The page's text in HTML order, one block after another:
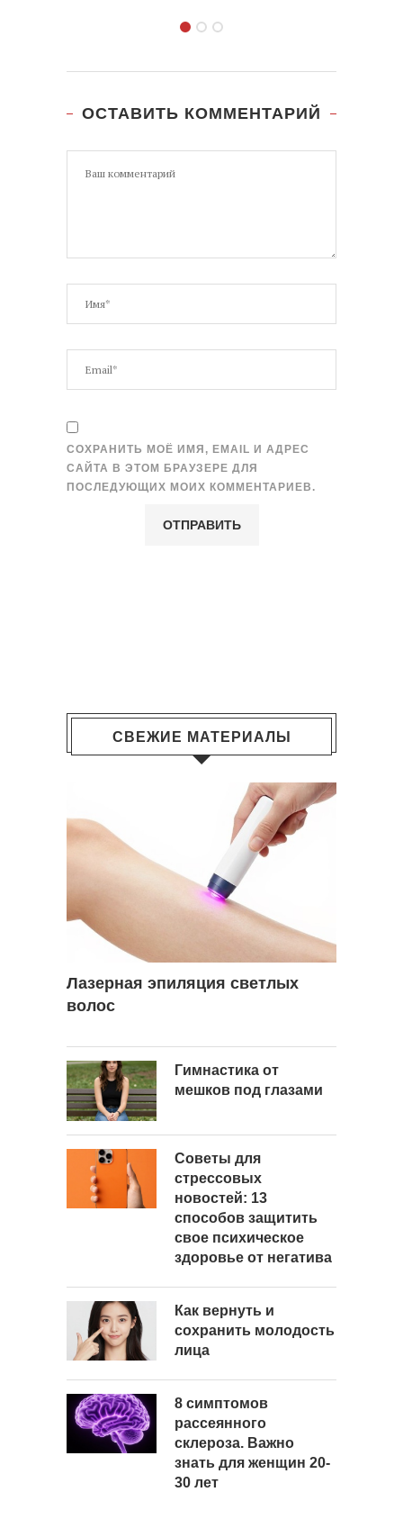
ОСТАВИТЬ КОММЕНТАРИЙ
СОХРАНИТЬ МОЁ ИМЯ, EMAIL И АДРЕС
САЙТА В ЭТОМ БРАУЗЕРЕ ДЛЯ
ПОСЛЕДУЮЩИХ МОИХ КОММЕНТАРИЕВ.
СВЕЖИЕ МАТЕРИАЛЫ
Лазерная эпиляция светлых
волос
Гимнастика от
мешков под глазами
Советы для
стрессовых
новостей: 13
способов защитить
свое психическое
здоровье от негатива
Как вернуть и
сохранить молодость
лица
8 симптомов
рассеянного
склероза. Важно
знать для женщин 20-
30 лет